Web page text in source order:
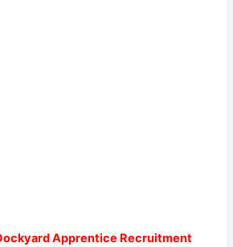
Apprentice Recruitment